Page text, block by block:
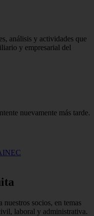
análisis y actividades que
y empresarial del
nuevamente más tarde.
nuestros socios, en temas
laboral y administrativa.